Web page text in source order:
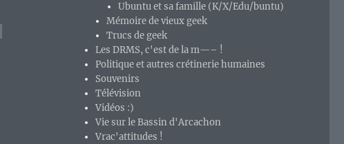
Ubuntu et sa famille (K/X/Edu/buntu)
Mémoire de vieux geek
Trucs de geek
Les DRMS, c'est de la m—– !
Politique et autres crétinerie humaines
Souvenirs
Télévision
Vidéos :)
Vie sur le Bassin d'Arcachon
Vrac'attitudes !